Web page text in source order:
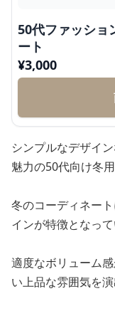
50代ファッショ
ート
¥3,000
シンプルなデザイ
魅力の50代向け冬
冬のコーディネー
インが特徴となって
適度なボリューム
い上品な雰囲気を